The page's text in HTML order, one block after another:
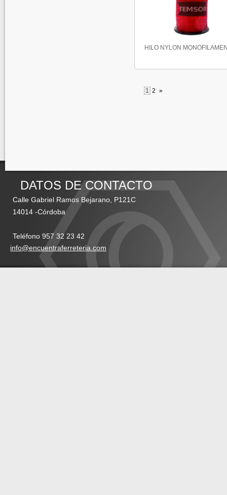
HILO NYLON
1 2 »
DATOS DE CONTACTO
Calle Gabriel Ramos Bejarano, P121C
14014 -Córdoba
Teléfono 957 32 23 42
info@encuentraferreteria.com